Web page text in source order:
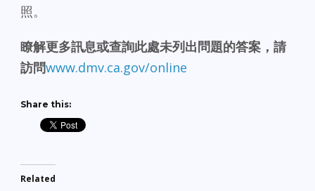
照。
瞭解更多訊息或查詢此處未列出問題的答案，請
訪問www.dmv.ca.gov/online
Share this:
Related